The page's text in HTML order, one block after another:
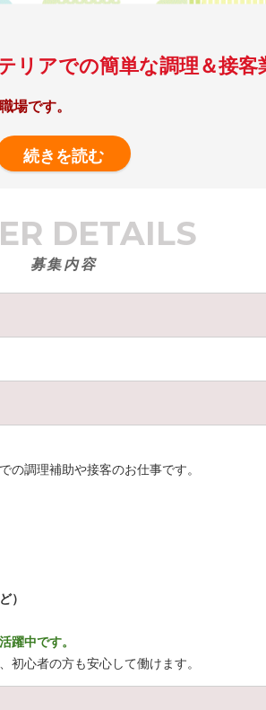
リアでの簡単な調理＆接
場です。
。
調整可能。
DETAILS
募集内容
調理補助や接客のお仕事です。
）
躍中です。
心者の方も安心して働けます。